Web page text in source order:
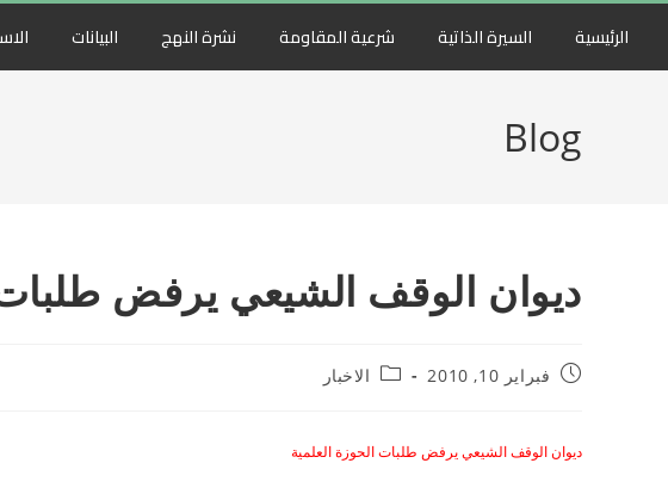
الرئيسية السيرة الذاتية شرعية المقاومة نشرة النهج البيانات
Blog
ديوان الوقف الشيعي يرفض طلبات
فبراير 10, 2010 الاخبار
ديوان الوقف الشيعي يرفض طلبات الحوزة العلمية